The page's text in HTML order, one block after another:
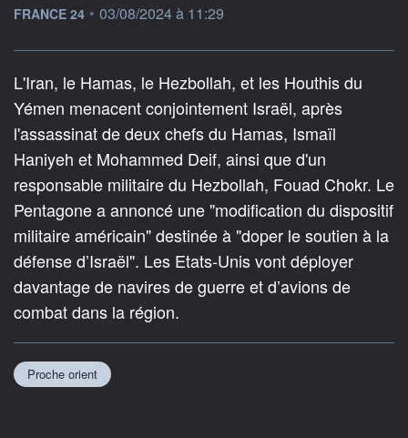
information fournie par
FRANCE 24 • 03/08/2024 à 11:29
L'Iran, le Hamas, le Hezbollah, et les Houthis du
Yémen menacent conjointement Israël, après
l'assassinat de deux chefs du Hamas, Ismaïl
Haniyeh et Mohammed Deif, ainsi que d'un
responsable militaire du Hezbollah, Fouad Chokr. Le
Pentagone a annoncé une "modification du dispositif
militaire américain" destinée à "doper le soutien à la
défense d’Israël". Les Etats-Unis vont déployer
davantage de navires de guerre et d’avions de
combat dans la région.
Proche orient